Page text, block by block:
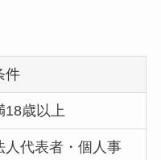
件
18歳以上
人代表者・個人事